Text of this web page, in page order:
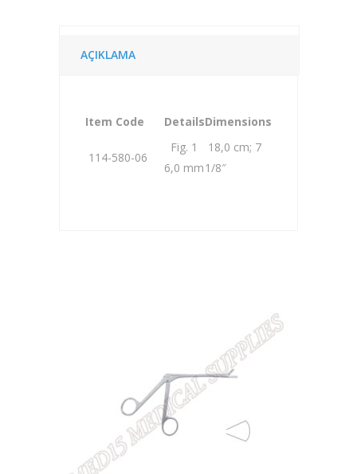
AÇIKLAMA
Item Code DetailsDimensions
114-580-06
Fig. 1
6,0 mm
18,0 cm; 7
1/8″